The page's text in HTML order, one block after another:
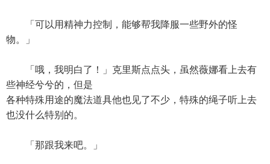
「可以用精神力控制，能够帮我降服一些野外的怪
物。」
「哦，我明白了！」克里斯点点头，虽然薇娜看上去有
些神经兮兮的，但是
各种特殊用途的魔法道具他也见了不少，特殊的绳子听上去
也没什么特别的。
「那跟我来吧。」